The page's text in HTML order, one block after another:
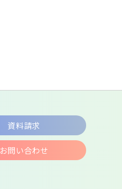
資料請求
お問い合わせ